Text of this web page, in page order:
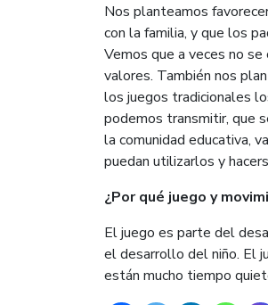
Nos planteamos
con la familia, y que los
Vemos que a veces no
valores. También nos
los juegos tradicionales
podemos transmitir, que
la comunidad educativa,
puedan utilizarlos y
¿Por qué juego y
El juego es parte del
el desarrollo del niño. El
están mucho tiempo